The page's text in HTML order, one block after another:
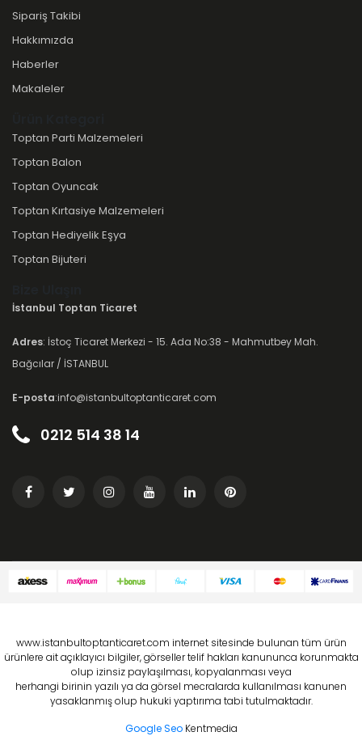
Sipariş Takibi
Hakkımızda
Haberler
Makaleler
Toptan Parti Malzemeleri
Toptan Balon
Toptan Oyuncak
Toptan Kırtasiye Malzemeleri
Toptan Hediyelik Eşya
Toptan Bijuteri
İstanbul Toptan Ticaret
Adres: İstoç Ticaret Merkezi - 15. Ada No:38 - Mahmutbey Mah.
Bağcılar / İSTANBUL
E-posta:info@istanbultoptanticaret.com
0212 514 38 14
www.istanbultoptanticaret.com internet sitesinde bulunan tüm ürün
ürünlere ait açıklayıcı bilgiler, görseller telif hakları kanununca korunmakta
olup izinsiz paylaşılması, kopyalanması veya
herhangi birinin yazılı ya da görsel mecralarda kullanılması kanunen
yasaklanmış olup hukuki yaptırıma tabi tutulmaktadır.
Google Seo Kentmedia